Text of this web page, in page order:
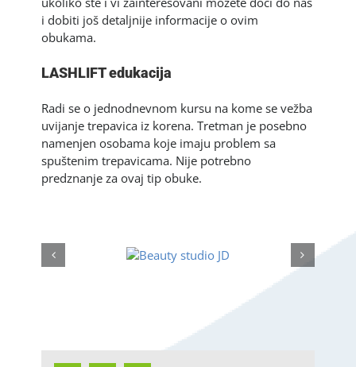
i dobiti još detaljnije informacije o ovim
obukama.
LASHLIFT edukacija
Radi se o jednodnevnom kursu na kome se vežba
uvijanje trepavica iz korena. Tretman je posebno
namenjen osobama koje imaju problem sa
spuštenim trepavicama. Nije potrebno
predznanje za ovaj tip obuke.